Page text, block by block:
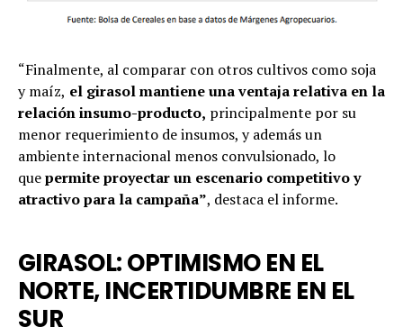
“Finalmente, al comparar con otros cultivos como soja
y maíz, el girasol mantiene una ventaja relativa en la
relación insumo-producto, principalmente por su
menor requerimiento de insumos, y además un
ambiente internacional menos convulsionado, lo
quepermite proyectar un escenario competitivo y
atractivo para la campaña”, destaca el informe.
GIRASOL: OPTIMISMO EN EL
NORTE, INCERTIDUMBRE EN EL
SUR